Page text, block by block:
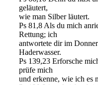
geläutert,
wie man Silber läutert.
Ps 81,8 Als du mich
Rettung; ich
antwortete dir im
Haderwasser.
Ps 139,23 Erforsche
prüfe mich
und erkenne, wie ich es